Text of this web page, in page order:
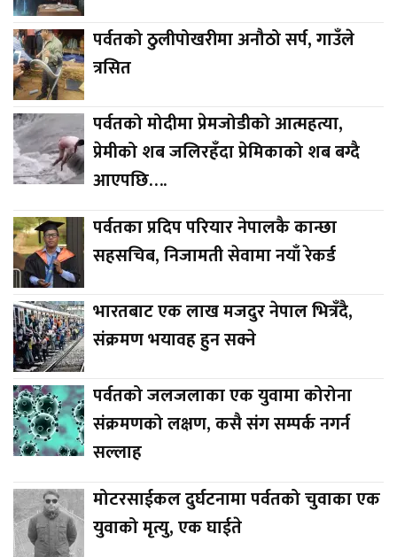
पर्वतको ठुलीपोखरीमा अनौठो सर्प, गाउँले
त्रसित
पर्वतको मोदीमा प्रेमजोडीको आत्महत्या,
प्रेमीको शब जलिरहँदा प्रेमिकाको शब बग्दै
आएपछि….
पर्वतका प्रदिप परियार नेपालकै कान्छा
सहसचिब, निजामती सेवामा नयाँ रेकर्ड
भारतबाट एक लाख मजदुर नेपाल भित्रँदै,
संक्रमण भयावह हुन सक्ने
पर्वतको जलजलाका एक युवामा कोरोना
संक्रमणको लक्षण, कसै संग सम्पर्क नगर्न
सल्लाह
मोटरसाईकल दुर्घटनामा पर्वतको चुवाका एक
युवाको मृत्यु, एक घाईते